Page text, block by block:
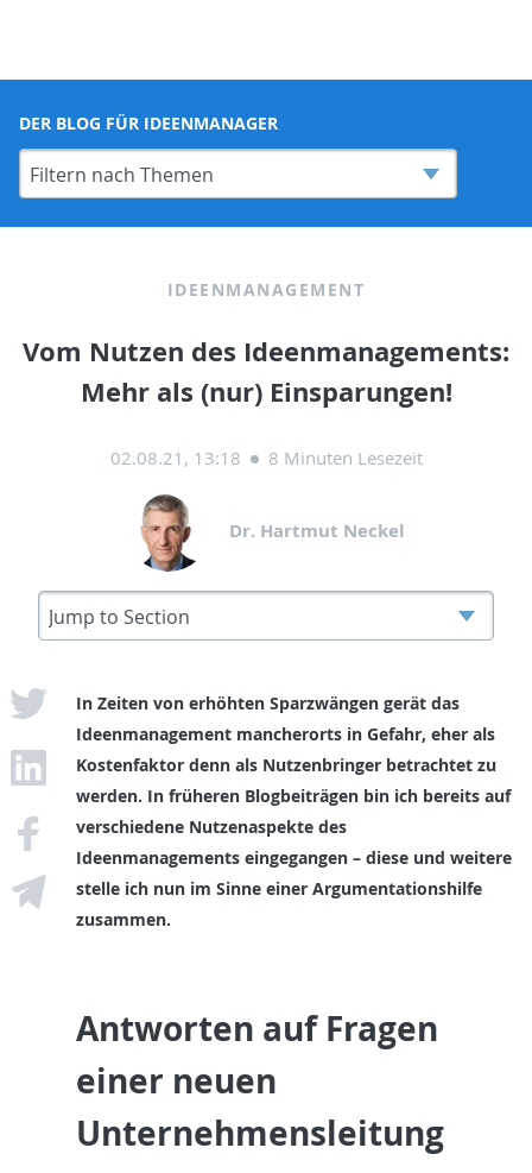
DER BLOG FÜR IDEENMANAGER
IDEENMANAGEMENT
Vom Nutzen des Ideenmanagements:
Mehr als (nur) Einsparungen!
02.08.21, 13:18 8 Minuten Lesezeit
Dr. Hartmut Neckel
In Zeiten von erhöhten Sparzwängen gerät das
Ideenmanagement mancherorts in Gefahr, eher als
Kostenfaktor denn als Nutzenbringer betrachtet zu
werden. In früheren Blogbeiträgen bin ich bereits auf
verschiedene Nutzenaspekte des
Ideenmanagements eingegangen – diese und weitere
stelle ich nun im Sinne einer Argumentationshilfe
zusammen.
Antworten auf Fragen
einer neuen
Unternehmensleitung